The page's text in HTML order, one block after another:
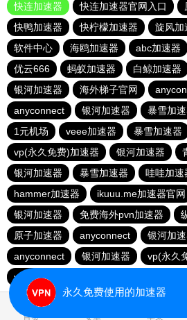
快连加速器
快连加速器官网入口
快鸭加速器
快柠檬加速器 旋风加
软件中心
海鸥加速器 abc加速器
优云666
蚂蚁加速器 白鲸加速器
银河加速器
海外梯子官网
anyconnect
银河加速器 暴雪加
1元机场
veee加速器 暴雪加速器
vp(永久免费)加速器
银河加速器
银河加速器
暴雪加速器 哇哇加速
hammer加速器
ikuuu.me加速器官网
银河加速器
免费海外pvn加速器
原子加速器
anyconnect 银河加
anyconnect
银河加速器
vp(永久
vp(永久免费)加速器
首页 安卓 苹果
永久免费使用的加速器